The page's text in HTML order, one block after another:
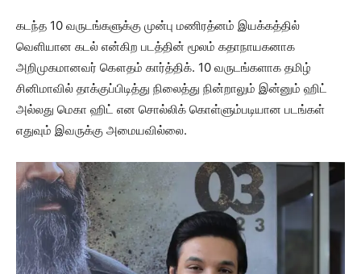
கடந்த 10 வருடங்களுக்கு முன்பு மணிரத்னம் இயக்கத்தில்
வெளியான கடல் என்கிற படத்தின் மூலம் கதாநாயகனாக
அறிமுகமானவர் கௌதம் கார்த்திக். 10 வருடங்களாக தமிழ்
சினிமாவில் தாக்குப்பிடித்து நிலைத்து நின்றாலும் இன்னும் ஹிட்
அல்லது மெகா ஹிட் என சொல்லிக் கொள்ளும்படியான படங்கள்
எதுவும் இவருக்கு அமையவில்லை.